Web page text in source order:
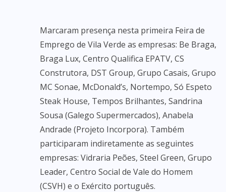
Marcaram presença nesta primeira Feira de
Emprego de Vila Verde as empresas: Be Braga,
Braga Lux, Centro Qualifica EPATV, CS
Construtora, DST Group, Grupo Casais, Grupo
MC Sonae, McDonald’s, Nortempo, Só Espeto
Steak House, Tempos Brilhantes, Sandrina
Sousa (Galego Supermercados), Anabela
Andrade (Projeto Incorpora). Também
participaram indiretamente as seguintes
empresas: Vidraria Peões, Steel Green, Grupo
Leader, Centro Social de Vale do Homem
(CSVH) e o Exército português.